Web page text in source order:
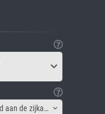
Canvas lijst - Afbeelding gespiegeld aan de zijkant